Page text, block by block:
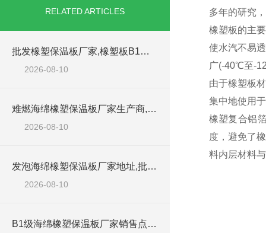
RELATED ARTICLES
批发橡塑保温板厂家,橡塑板B1材料
2026-08-10
难燃海绵橡塑保温板厂家生产商,橡塑保温棉
2026-08-10
发泡海绵橡塑保温板厂家地址,批发橡塑板
2026-08-10
B1级海绵橡塑保温板厂家销售点,橡塑发泡板
多年的研究
橡塑板的主
使水汽不易
广(-40℃至-
由于橡塑板
集中地使用
橡塑复合铝
度，避免了
料内层材料